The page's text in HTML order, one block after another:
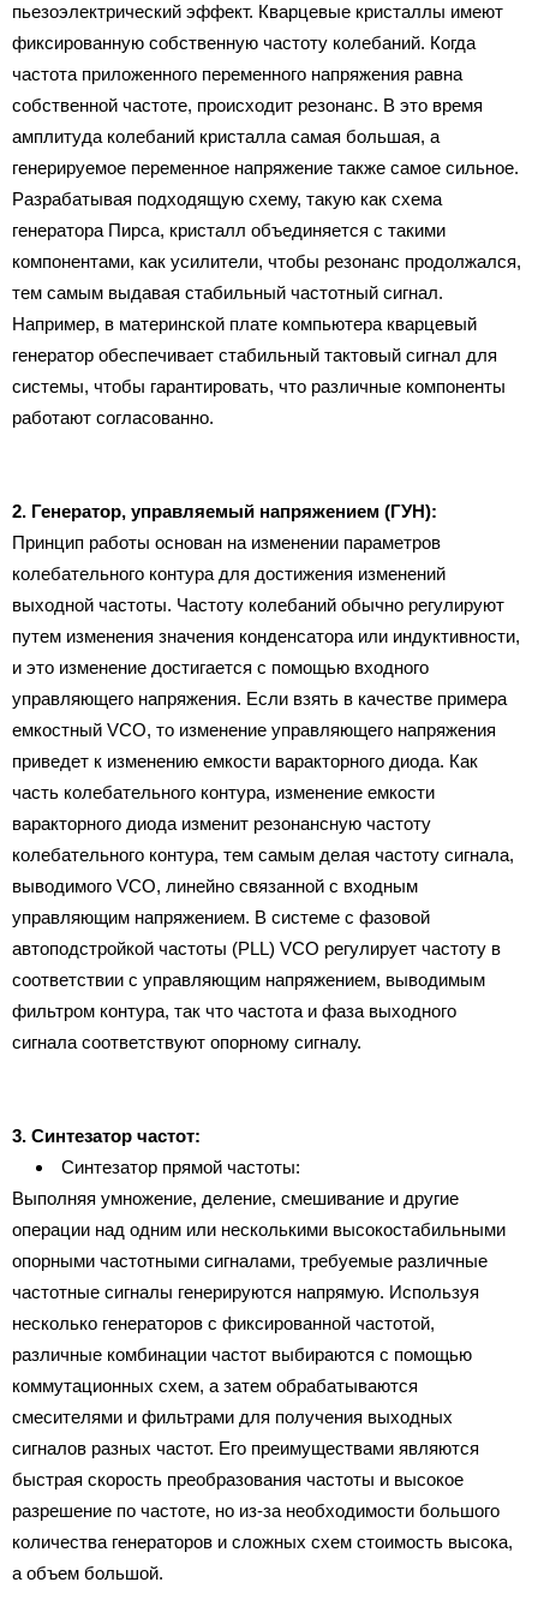
пьезоэлектрический эффект. Кварцевые кристаллы имеют
фиксированную собственную частоту колебаний. Когда
частота приложенного переменного напряжения равна
собственной частоте, происходит резонанс. В это время
амплитуда колебаний кристалла самая большая, а
генерируемое переменное напряжение также самое сильное.
Разрабатывая подходящую схему, такую как схема
генератора Пирса, кристалл объединяется с такими
компонентами, как усилители, чтобы резонанс продолжался,
тем самым выдавая стабильный частотный сигнал.
Например, в материнской плате компьютера кварцевый
генератор обеспечивает стабильный тактовый сигнал для
системы, чтобы гарантировать, что различные компоненты
работают согласованно.
2. Генератор, управляемый напряжением (ГУН):
Принцип работы основан на изменении параметров
колебательного контура для достижения изменений
выходной частоты. Частоту колебаний обычно регулируют
путем изменения значения конденсатора или индуктивности,
и это изменение достигается с помощью входного
управляющего напряжения. Если взять в качестве примера
емкостный VCO, то изменение управляющего напряжения
приведет к изменению емкости варакторного диода. Как
часть колебательного контура, изменение емкости
варакторного диода изменит резонансную частоту
колебательного контура, тем самым делая частоту сигнала,
выводимого VCO, линейно связанной с входным
управляющим напряжением. В системе с фазовой
автоподстройкой частоты (PLL) VCO регулирует частоту в
соответствии с управляющим напряжением, выводимым
фильтром контура, так что частота и фаза выходного
сигнала соответствуют опорному сигналу.
3. Синтезатор частот:
Синтезатор прямой частоты:
Выполняя умножение, деление, смешивание и другие
операции над одним или несколькими высокостабильными
опорными частотными сигналами, требуемые различные
частотные сигналы генерируются напрямую. Используя
несколько генераторов с фиксированной частотой,
различные комбинации частот выбираются с помощью
коммутационных схем, а затем обрабатываются
смесителями и фильтрами для получения выходных
сигналов разных частот. Его преимуществами являются
быстрая скорость преобразования частоты и высокое
разрешение по частоте, но из-за необходимости большого
количества генераторов и сложных схем стоимость высока,
а объем большой.